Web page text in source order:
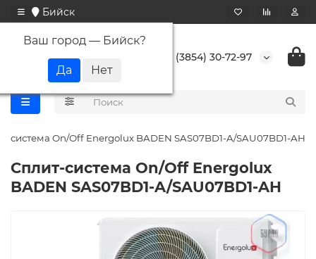
Бийск
Ваш город — Бийск?
+7 (3854) 30-72-97
система On/Off Energolux BADEN SAS07BD1-A/SAU07BD1-AH
Сплит-система On/Off Energolux
BADEN SAS07BD1-A/SAU07BD1-AH